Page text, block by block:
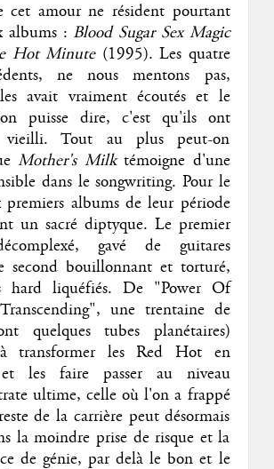
cet amour ne résident pourtant
albums : Blood Sugar Sex Magic
Hot Minute(1995). Les quatre
ne nous mentons pas,
avait vraiment écoutés et le
puisse dire, c'est qu'ils ont
vieilli. Tout au plus peut-on
Mother's Milktémoigne d'une
dans le songwriting. Pour le
premiers albums de leur période
un sacré diptyque. Le premier
gavé de guitares
second bouillonnant et torturé,
hard liquéfiés. De "Power Of
une trentaine de
quelques tubes planétaires)
transformer les Red Hot en
et les faire passer au niveau
ultime, celle où l'on a frappé
de la carrière peut désormais
la moindre prise de risque et la
de génie, par delà le bon et le